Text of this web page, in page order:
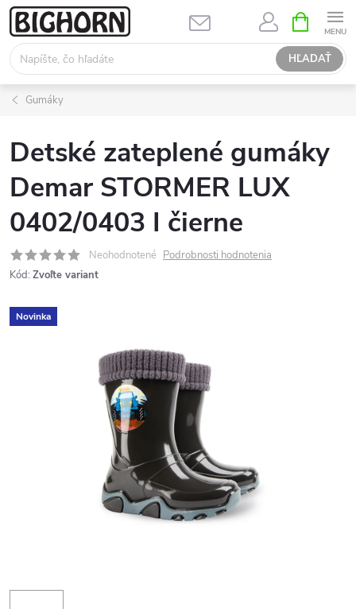
Prejsť
na
obsah
HĽADAŤ
KOŠÍK
Gumáky
Detské zateplené gumáky
Demar STORMER LUX
0402/0403 I čierne
Neohodnotené Podrobnosti hodnotenia
Kód: Zvoľte variant
Novinka